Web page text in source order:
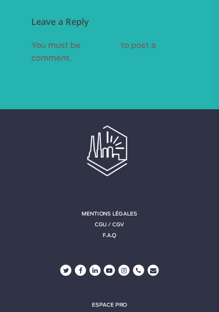
Leave a Reply
You must be
to post a
comment.
MENTIONS LÉGALES
CGU / CGV
F.A.Q
ESPACE PRO